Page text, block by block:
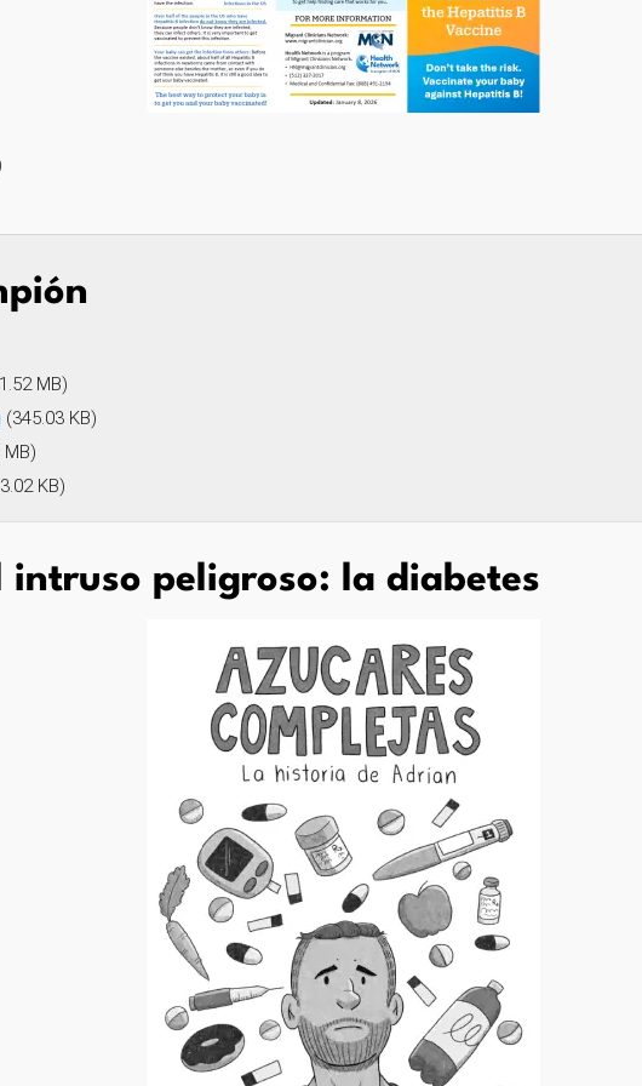
MB)
(345.03 KB)
MB)
KB)
peligroso: la diabetes